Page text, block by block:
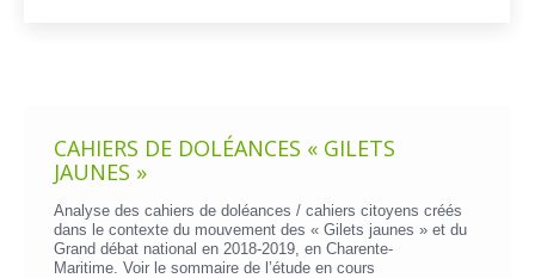
CAHIERS DE DOLÉANCES « GILETS
JAUNES »
Analyse des cahiers de doléances / cahiers citoyens créés
dans le contexte du mouvement des « Gilets jaunes » et du
Grand débat national en 2018-2019, en Charente-
Maritime. Voir le sommaire de l’étude en cours